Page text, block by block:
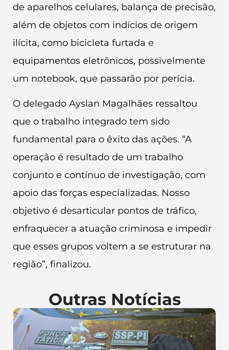
de aparelhos celulares, balança de precisão,
além de objetos com indícios de origem
ilícita, como bicicleta furtada e
equipamentos eletrônicos, possivelmente
um notebook, que passarão por perícia.
O delegado Ayslan Magalhães ressaltou
que o trabalho integrado tem sido
fundamental para o êxito das ações. “A
operação é resultado de um trabalho
conjunto e contínuo de investigação, com
apoio das forças especializadas. Nosso
objetivo é desarticular pontos de tráfico,
enfraquecer a atuação criminosa e impedir
que esses grupos voltem a se estruturar na
região”, finalizou.
Outras Notícias